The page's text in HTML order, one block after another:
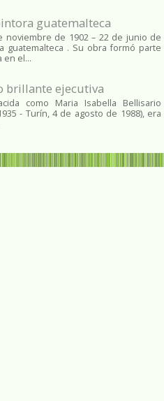
guatemalteca
noviembre de 1902 – 22 de junio de
guatemalteca . Su obra formó parte
en el...
brillante ejecutiva
como Maria Isabella Bellisario
- Turín, 4 de agosto de 1988), era